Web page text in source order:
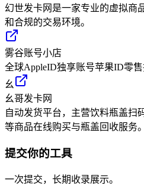
幻世发卡网是一家专业的虚拟商
和合规的交易环境。
雾谷账号小店
全球AppleID独享账号苹果ID零
幺
幺哥发卡网
自动发货平台，主营饮料瓶盖扫
等商品在线购买与瓶盖回收服务。
提交你的工具
一次提交，长期收录展示。